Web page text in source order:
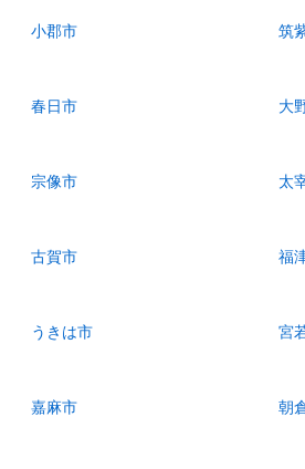
小郡市 筑
春日市 大
宗像市 太
古賀市 福
うきは市 宮
嘉麻市 朝